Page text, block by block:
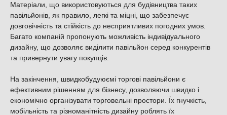
Матеріали, що використовуються для будівництва таких
павільйонів, як правило, легкі та міцні, що забезпечує
довговічність та стійкість до несприятливих погодних умов.
Багато компаній пропонують можливість індивідуального
дизайну, що дозволяє виділити павільйон серед конкурентів
та привернути увагу покупців.
На закінчення, швидкобудуюємі торгові павільйони є
ефективним рішенням для бізнесу, дозволяючи швидко і
економічно організувати торговельні простори. Їх гнучкість,
мобільність та різноманітність дизайну роблять їх